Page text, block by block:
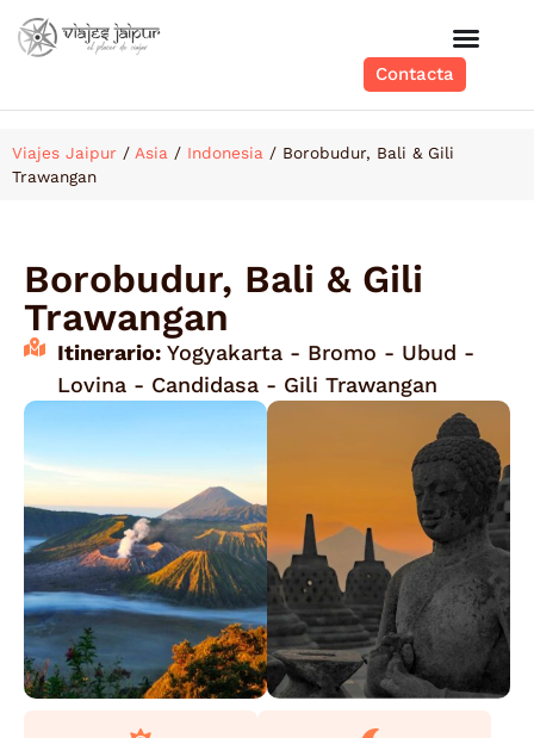
Contacta
Viajes Jaipur / Asia / Indonesia / Borobudur, Bali & Gili
Trawangan
Borobudur, Bali & Gili
Trawangan
Itinerario: Yogyakarta - Bromo - Ubud -
Lovina - Candidasa - Gili Trawangan